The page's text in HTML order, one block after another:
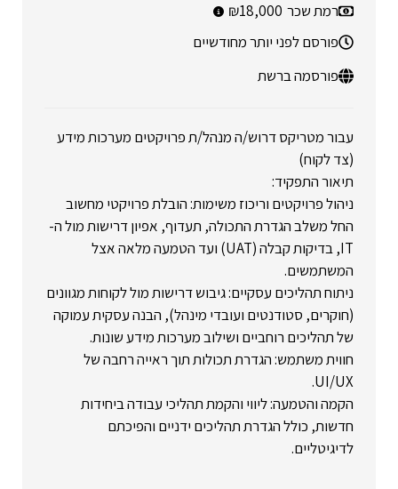
רמת שכר 18,000
פורסם לפני יותר מחודשיים
פורסמה ברשת
עבור מטריקס דרוש/ה מנהל/ת פרויקטים מערכות מידע
(צד לקוח)
תיאור התפקיד:
ניהול פרויקטים וריכוז משימות: הובלת פרויקטי מחשוב
החל משלב הגדרת התכולה, תעדוף, אפיון דרישות מול ה-
IT, בדיקות קבלה (UAT) ועד הטמעה מלאה אצל
המשתמשים.
ניתוח תהליכים עסקיים: גיבוש דרישות מול לקוחות מגוונים
(חוקרים, סטודנטים ועובדי מינהל), הבנה עסקית עמוקה
של תהליכים רוחביים ושילוב מערכות מידע שונות.
חווית משתמש: הגדרת תכולות תוך ראייה רחבה של
UI/UX.
הקמה והטמעה: ליווי והקמת תהליכי עבודה ביחידות
חדשות, כולל הגדרת תהליכים ידניים והפיכתם
לדיגיטליים.